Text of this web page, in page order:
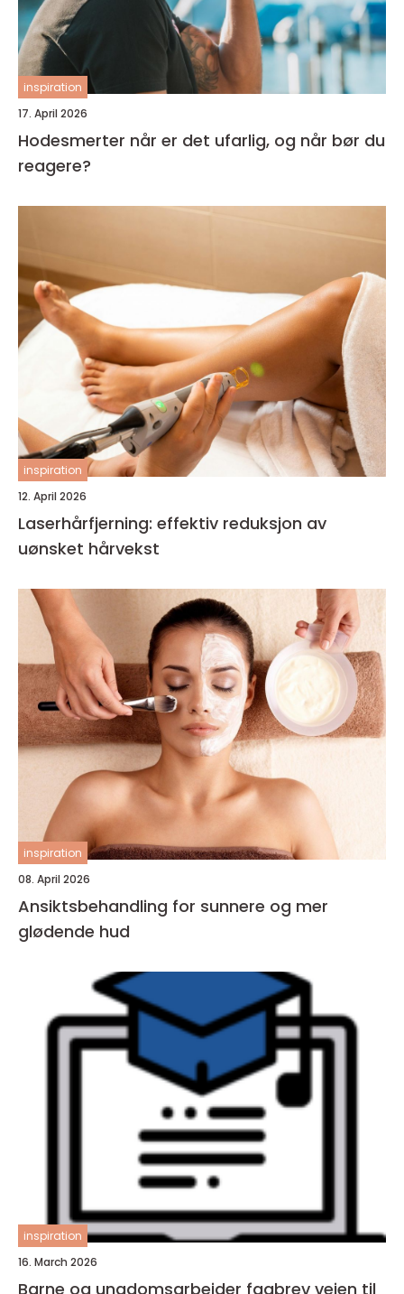
inspiration
17. April 2026
Hodesmerter når er det ufarlig, og når bør du
reagere?
inspiration
12. April 2026
Laserhårfjerning: effektiv reduksjon av
uønsket hårvekst
inspiration
08. April 2026
Ansiktsbehandling for sunnere og mer
glødende hud
inspiration
16. March 2026
Barne og ungdomsarbeider fagbrev veien til